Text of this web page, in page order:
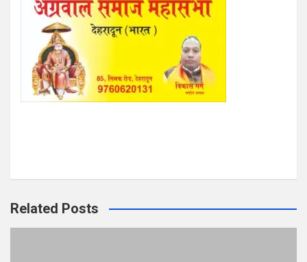
Related Posts